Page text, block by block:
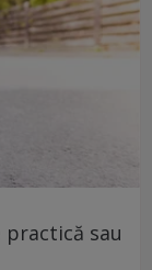
practică sau